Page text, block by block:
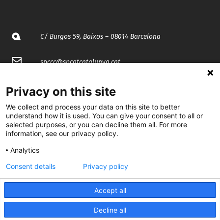
C/ Burgos 59, Baixos – 08014 Barcelona
spccc@spcgtcatalunya.cat
@CGTCatalunya
cgtcatalunya
CGTCatalunya
cgtcatalunya
Desenvolupat per
Privacy on this site
We collect and process your data on this site to better
understand how it is used. You can give your consent to all or
selected purposes, or you can decline them all. For more
information, see our privacy policy.
Analytics
Accept all
Decline all
Consent details Privacy policy